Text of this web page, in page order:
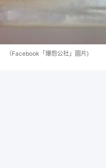
（Facebook「爆怨公社」圖片)